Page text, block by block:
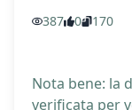
387 0 170
Nota bene: la
verificata per